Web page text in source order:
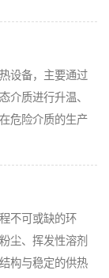
设备，主要通过
介质进行升温、
危险介质的生产
不可或缺的环
尘、挥发性溶剂
构与稳定的供热